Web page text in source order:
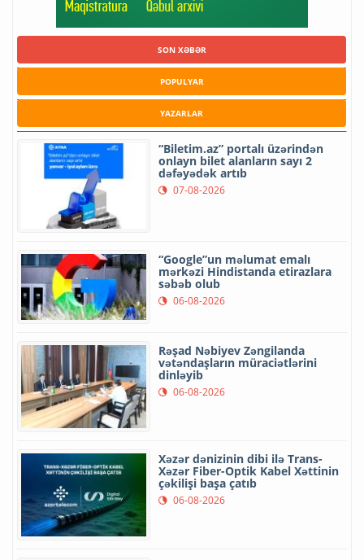
SON XƏBƏR
POPULYAR
YAZARLAR
“Biletim.az” portalı üzərindən
onlayn bilet alanların sayı 2
dəfəyədək artıb
07-08-2026
“Google”un məlumat emalı
mərkəzi Hindistanda etirazlara
səbəb olub
06-08-2026
Rəşad Nəbiyev Zəngilanda
vətəndaşların müraciətlərini
dinləyib
06-08-2026
Xəzər dənizinin dibi ilə Trans-
Xəzər Fiber-Optik Kabel Xəttinin
çəkilişi başa çatıb
06-08-2026